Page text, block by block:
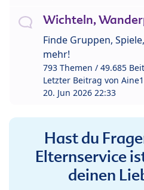
Wichteln,
Finde Gruppen,
mehr!
793 Themen / 49.685
Letzter Beitrag von
20. Jun 2026 22:33
Hast du
Elternservice
deinen